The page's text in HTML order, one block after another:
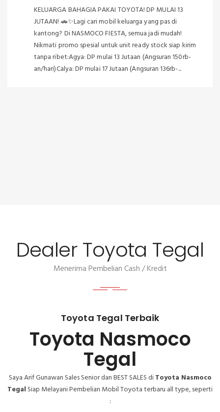
KELUARGA BAHAGIA PAKAI TOYOTA! DP MULAI 13
JUTAAN! 🚗✨Lagi cari mobil keluarga yang pas di
kantong? Di NASMOCO FIESTA, semua jadi mudah!
Nikmati promo spesial untuk unit ready stock siap kirim
tanpa ribet:Agya: DP mulai 13 Jutaan (Angsuran 150rb-
an/hari)Calya: DP mulai 17 Jutaan (Angsuran 136rb-...
Dealer Toyota Tegal
Menerima Pembelian Cash / Kredit
Toyota Tegal Terbaik
Toyota Nasmoco
Tegal
Saya Arif Gunawan Sales Senior dan BEST SALES diToyota Nasmoco
TegalSiap Melayani Pembelian Mobil Toyota terbaru all type, seperti
: